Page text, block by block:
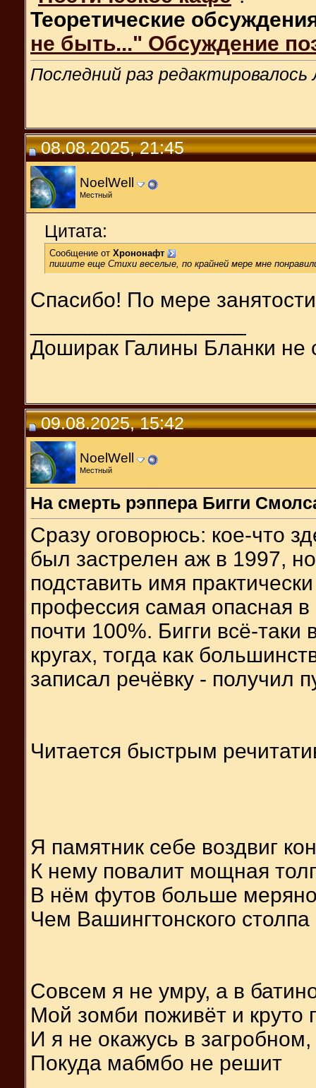
Теоретические
не быть..." Обсуждение
Последний раз
08.08.2025, 21:45
NoelWell
Местный
Цитата:
Сообщение от Хрононафт
пишите еще Стихи веселые, по крайней мере мне
Спасибо! По мере
Доширак Галины Бланки не
09.08.2025, 15:42
NoelWell
Местный
На смерть рэппера Бигги
Сразу оговорюсь: кое-что
был застрелен аж в 1997,
подставить имя
профессия самая опасная в
почти 100%. Бигги всё-
кругах, тогда как
записал речёвку - получил
Читается быстрым
Я памятник себе воздвиг
К нему повалит мощная
В нём футов больше меряно
Чем Вашингтонского столпа
Совсем я не умру, а в
Мой зомби поживёт и круто
И я не окажусь в
Покуда мабмбо не решит